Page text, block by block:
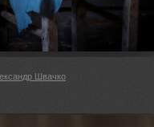
Швачко